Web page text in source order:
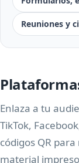
Reuniones y
Enlaza a tu
TikTok,
códigos QR
material